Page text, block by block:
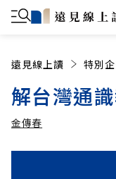
遠見線上讀 特別
解台灣通
金傳春